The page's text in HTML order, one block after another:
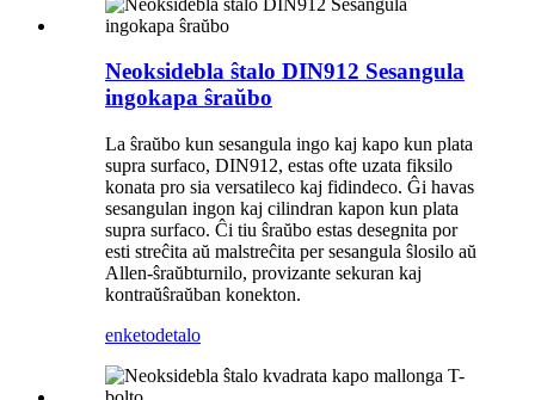
Neoksidebla ŝtalo DIN912 Sesangula
ingokapa ŝraŭbo
La ŝraŭbo kun sesangula ingo kaj kapo kun plata
supra surfaco, DIN912, estas ofte uzata fiksilo
konata pro sia versatileco kaj fidindeco. Ĝi havas
sesangulan ingon kaj cilindran kapon kun plata
supra surfaco. Ĉi tiu ŝraŭbo estas desegnita por
esti streĉita aŭ malstreĉita per sesangula ŝlosilo aŭ
Allen-ŝraŭbturnilo, provizante sekuran kaj
kontraŭŝraŭban konekton.
enketodetalo